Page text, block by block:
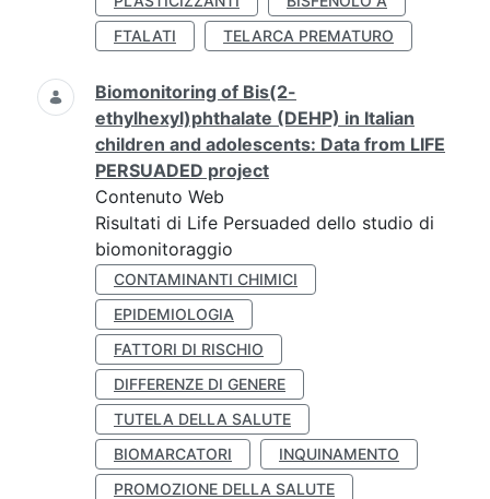
FTALATI
TELARCA PREMATURO
Biomonitoring of Bis(2-
ethylhexyl)phthalate (DEHP) in Italian
children and adolescents: Data from LIFE
PERSUADED project
Contenuto Web
Risultati di Life Persuaded dello studio di
biomonitoraggio
CONTAMINANTI CHIMICI
EPIDEMIOLOGIA
FATTORI DI RISCHIO
DIFFERENZE DI GENERE
TUTELA DELLA SALUTE
BIOMARCATORI
INQUINAMENTO
PROMOZIONE DELLA SALUTE